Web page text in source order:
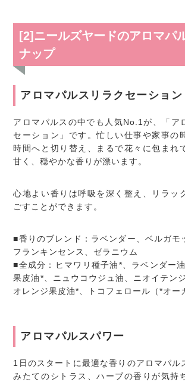
[2]ニールズヤードのアロマパ
ナップ
アロマパルスリラクセーション
アロマパルスの中でも人気No.1が、「ア
セーション」です。忙しい仕事や家事の
時間へと切り替え、まるで花々に包まれ
甘く、穏やかな香りが漂います。
心地よい香りは呼吸を深く整え、リラッ
ごすことができます。
■香りのブレンド：ラベンダー、ベルガモ
フランキンセンス、ゼラニウム
■全成分：ヒマワリ種子油*、ラベンダー
果皮油*、ニュウコウジュ油、ニオイテン
オレンジ果皮油*、トコフェロール（*オー
アロマパルスパワー
1日のスタートに最適な香りのアロマパル
みたてのシトラス、ハーブの香りが気持